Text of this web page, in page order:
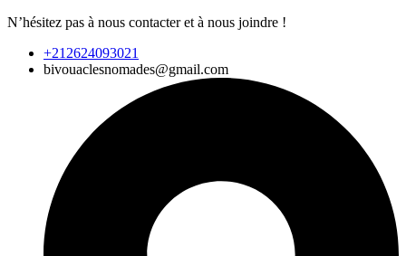
N’hésitez pas à nous contacter et à nous joindre !
+212624093021
bivouaclesnomades@gmail.com